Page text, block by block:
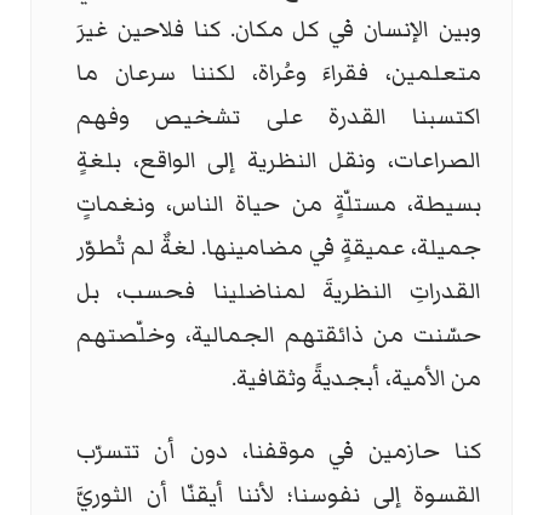
وبين الإنسان في كل مكان. كنا فلاحين غيرَ
متعلمين، فقراءَ وعُراة، لكننا سرعان ما
اكتسبنا القدرة على تشخيص وفهم
الصراعات، ونقل النظرية إلى الواقع، بلغةٍ
بسيطة، مستلّةٍ من حياة الناس، ونغماتٍ
جميلة، عميقةٍ في مضامينها. لغةٌ لم تُطوّر
القدراتِ النظريةَ لمناضلينا فحسب، بل
حسّنت من ذائقتهم الجمالية، وخلّصتهم
من الأمية، أبجديةً وثقافية.
كنا حازمين في موقفنا، دون أن تتسرّب
القسوة إلى نفوسنا؛ لأننا أيقنّا أن الثوريَّ